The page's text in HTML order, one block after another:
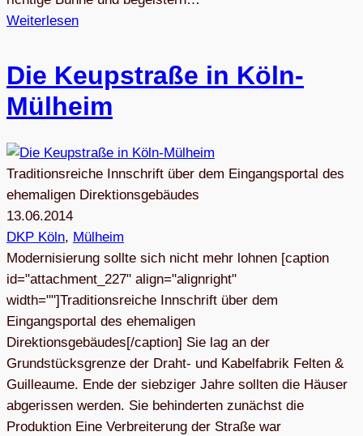
Weiterlesen
Die Keup­straße in Köln-
Mülheim
Traditionsreiche Innschrift über dem Eingangsportal des
ehemaligen Direktionsgebäudes
13.06.2014
DKP Köln, Mülheim
Modernisierung sollte sich nicht mehr lohnen [caption
id="attachment_227" align="alignright"
width=""]Traditionsreiche Innschrift über dem
Eingangsportal des ehemaligen
Direktionsgebäudes[/caption] Sie lag an der
Grundstücksgrenze der Draht- und Kabelfabrik Felten &
Guilleaume. Ende der siebziger Jahre sollten die Häuser
abgerissen werden. Sie behinderten zunächst die
Produktion Eine Verbreiterung der Straße war